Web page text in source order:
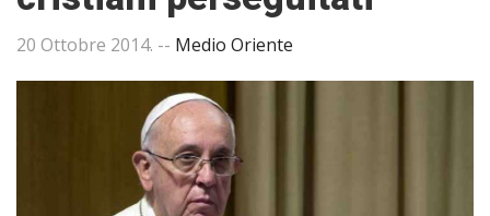
20 Ottobre 2014. -- Medio Oriente